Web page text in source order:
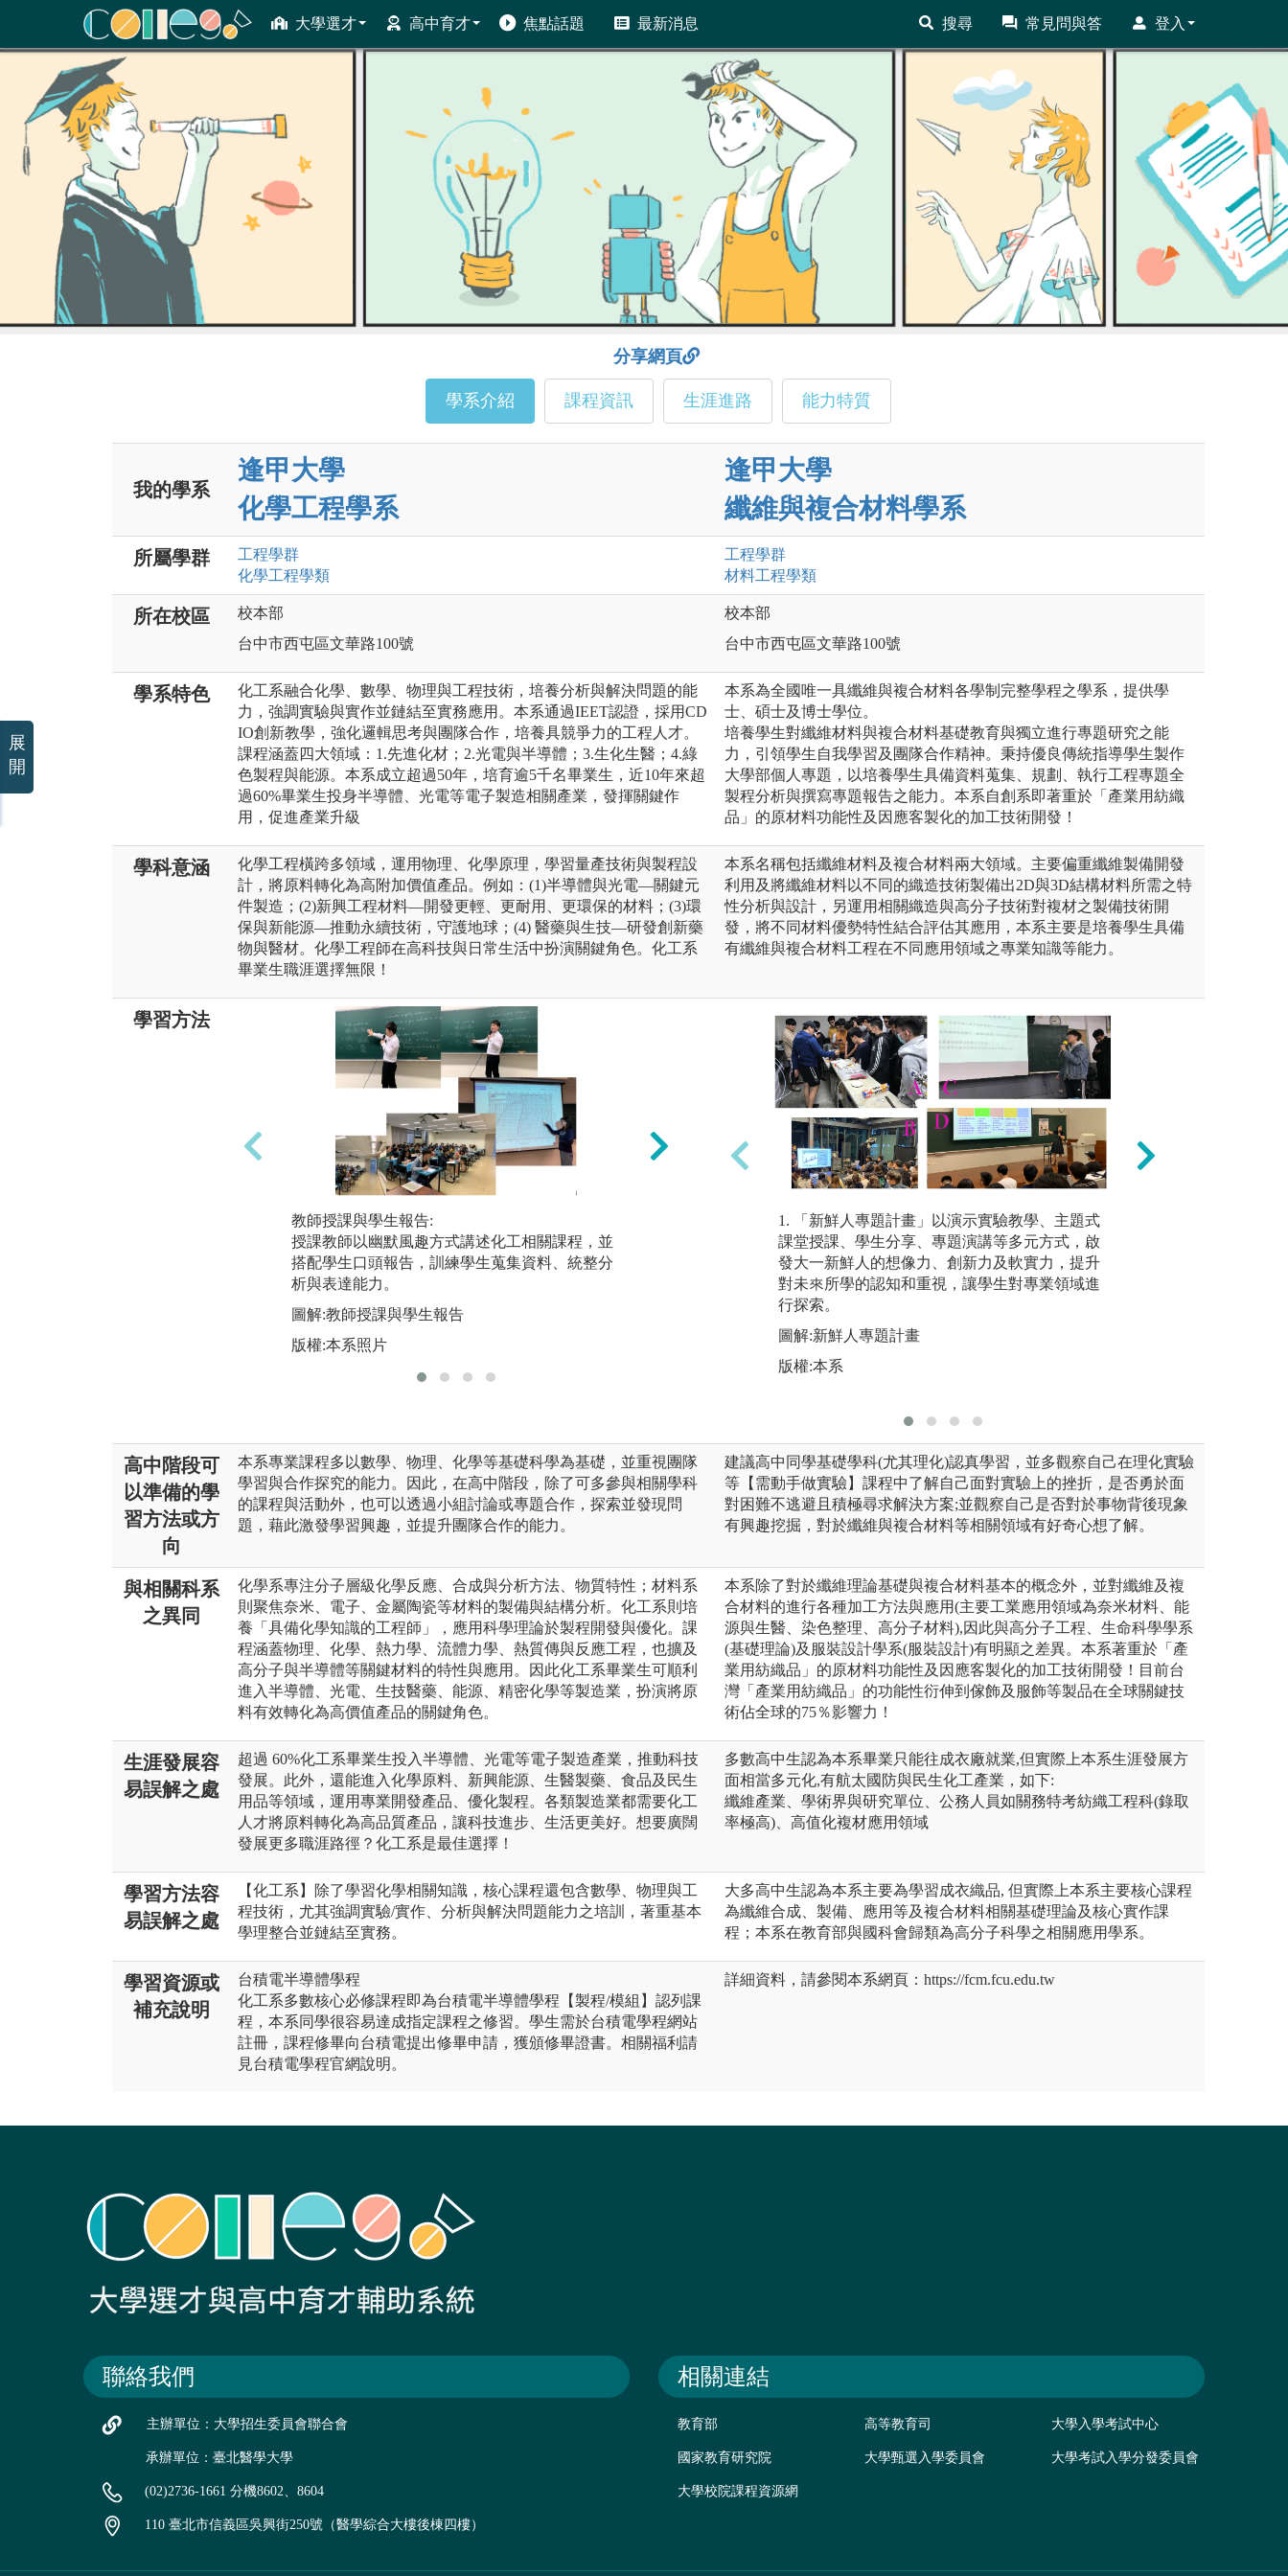
大學選才 高中育才 焦點話題 最新消息 搜尋 常見問與答 登入
ColleGo! 大學選才與高中育才輔助系統
分享網頁
學系介紹 課程資訊 生涯進路 能力特質
我的學系
逢甲大學
化學工程學系
逢甲大學
纖維與複合材料學系
所屬學群 工程學群
化學工程學類
工程學群
材料工程學類
所在校區
校本部
台中市西屯區文華路100號
校本部
台中市西屯區文華路100號
學系特色
化工系融合化學、數學、物理與工程技術，培養分析與解決問題的能
力，強調實驗與實作並鏈結至實務應用。本系通過IEET認證，採用CD
IO創新教學，強化邏輯思考與團隊合作，培養具競爭力的工程人才。
課程涵蓋四大領域：1.先進化材；2.光電與半導體；3.生化生醫；4.綠
色製程與能源。本系成立超過50年，培育逾5千名畢業生，近10年來超
過60%畢業生投身半導體、光電等電子製造相關產業，發揮關鍵作
用，促進產業升級
本系為全國唯一具纖維與複合材料各學制完整學程之學系，提供學
士、碩士及博士學位。
培養學生對纖維材料與複合材料基礎教育與獨立進行專題研究之能
力，引領學生自我學習及團隊合作精神。秉持優良傳統指導學生製作
大學部個人專題，以培養學生具備資料蒐集、規劃、執行工程專題全
製程分析與撰寫專題報告之能力。本系自創系即著重於「產業用紡織
品」的原材料功能性及因應客製化的加工技術開發！
學科意涵
化學工程橫跨多領域，運用物理、化學原理，學習量產技術與製程設
計，將原料轉化為高附加價值產品。例如：(1)半導體與光電—關鍵元
件製造；(2)新興工程材料—開發更輕、更耐用、更環保的材料；(3)環
保與新能源—推動永續技術，守護地球；(4) 醫藥與生技—研發創新藥
物與醫材。化學工程師在高科技與日常生活中扮演關鍵角色。化工系
畢業生職涯選擇無限！
本系名稱包括纖維材料及複合材料兩大領域。主要偏重纖維製備開發
利用及將纖維材料以不同的織造技術製備出2D與3D結構材料所需之特
性分析與設計，另運用相關織造與高分子技術對複材之製備技術開
發，將不同材料優勢特性結合評估其應用，本系主要是培養學生具備
有纖維與複合材料工程在不同應用領域之專業知識等能力。
學習方法
教師授課與學生報告:
授課教師以幽默風趣方式講述化工相關課程，並
搭配學生口頭報告，訓練學生蒐集資料、統整分
析與表達能力。
圖解:教師授課與學生報告
版權:本系照片
實驗實作實習:
透過實驗課學習實作技能，驗證課程相關主題之
學理以及學習如何解決實際的工程問題。
圖解:實驗實作實習
版權:本系照片
1. 「新鮮人專題計畫」以演示實驗教學、主題式
課堂授課、學生分享、專題演講等多元方式，啟
發大一新鮮人的想像力、創新力及軟實力，提升
對未來所學的認知和重視，讓學生對專業領域進
行探索。
圖解:新鮮人專題計畫
版權:本系
高中階段可
以準備的學
習方法或方
向
本系專業課程多以數學、物理、化學等基礎科學為基礎，並重視團隊
學習與合作探究的能力。因此，在高中階段，除了可多參與相關學科
的課程與活動外，也可以透過小組討論或專題合作，探索並發現問
題，藉此激發學習興趣，並提升團隊合作的能力。
建議高中同學基礎學科(尤其理化)認真學習，並多觀察自己在理化實驗
等【需動手做實驗】課程中了解自己面對實驗上的挫折，是否勇於面
對困難不逃避且積極尋求解決方案;並觀察自己是否對於事物背後現象
有興趣挖掘，對於纖維與複合材料等相關領域有好奇心想了解。
與相關科系
之異同
化學系專注分子層級化學反應、合成與分析方法、物質特性；材料系
則聚焦奈米、電子、金屬陶瓷等材料的製備與結構分析。化工系則培
養「具備化學知識的工程師」，應用科學理論於製程開發與優化。課
程涵蓋物理、化學、熱力學、流體力學、熱質傳與反應工程，也擴及
高分子與半導體等關鍵材料的特性與應用。因此化工系畢業生可順利
進入半導體、光電、生技醫藥、能源、精密化學等製造業，扮演將原
料有效轉化為高價值產品的關鍵角色。
本系除了對於纖維理論基礎與複合材料基本的概念外，並對纖維及複
合材料的進行各種加工方法與應用(主要工業應用領域為奈米材料、能
源與生醫、染色整理、高分子材料),因此與高分子工程、生命科學學系
(基礎理論)及服裝設計學系(服裝設計)有明顯之差異。本系著重於「產
業用紡織品」的原材料功能性及因應客製化的加工技術開發！目前台
灣「產業用紡織品」的功能性衍伸到傢飾及服飾等製品在全球關鍵技
術佔全球的75％影響力！
生涯發展容
易誤解之處
超過 60%化工系畢業生投入半導體、光電等電子製造產業，推動科技
發展。此外，還能進入化學原料、新興能源、生醫製藥、食品及民生
用品等領域，運用專業開發產品、優化製程。各類製造業都需要化工
人才將原料轉化為高品質產品，讓科技進步、生活更美好。想要廣闊
發展更多職涯路徑？化工系是最佳選擇！
多數高中生認為本系畢業只能往成衣廠就業,但實際上本系生涯發展方
面相當多元化,有航太國防與民生化工產業，如下:
纖維產業、學術界與研究單位、公務人員如關務特考紡織工程科(錄取
率極高)、高值化複材應用領域
學習方法容
易誤解之處
【化工系】除了學習化學相關知識，核心課程還包含數學、物理與工
程技術，尤其強調實驗/實作、分析與解決問題能力之培訓，著重基本
學理整合並鏈結至實務。
大多高中生認為本系主要為學習成衣織品, 但實際上本系主要核心課程
為纖維合成、製備、應用等及複合材料相關基礎理論及核心實作課
程；本系在教育部與國科會歸類為高分子科學之相關應用學系。
學習資源或
補充說明
台積電半導體學程
化工系多數核心必修課程即為台積電半導體學程【製程/模組】認列課
程，本系同學很容易達成指定課程之修習。學生需於台積電學程網站
註冊，課程修畢向台積電提出修畢申請，獲頒修畢證書。相關福利請
見台積電學程官網說明。
詳細資料，請參閱本系網頁：https://fcm.fcu.edu.tw
聯絡我們
主辦單位：大學招生委員會聯合會
承辦單位：臺北醫學大學
(02)2736-1661 分機8602、8604
110 臺北市信義區吳興街250號（醫學綜合大樓後棟四樓）
相關連結
教育部 高等教育司 大學入學考試中心
國家教育研究院 大學甄選入學委員會 大學考試入學分發委員會
大學校院課程資源網
展
開